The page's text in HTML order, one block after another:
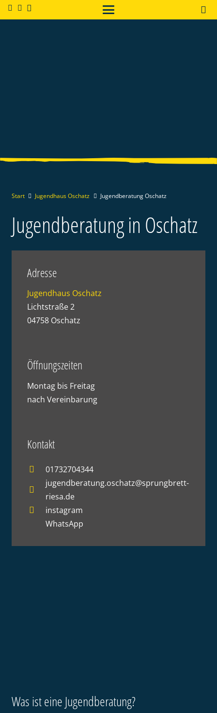
Start Jugendhaus Oschatz Jugendberatung Oschatz
Jugendberatung in Oschatz
Adresse
Jugendhaus Oschatz
Lichtstraße 2
04758 Oschatz
Öffnungszeiten
Montag bis Freitag
nach Vereinbarung
Kontakt
01732704344
jugendberatung.oschatz@sprungbrett-
riesa.de
instagram
WhatsApp
Was ist eine Jugendberatung?